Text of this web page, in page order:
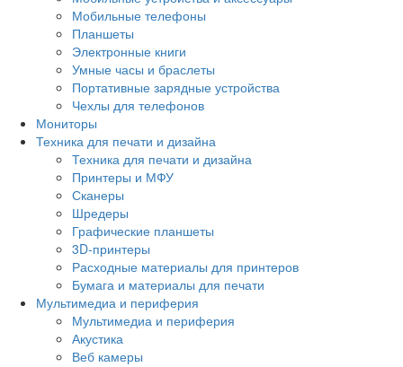
Мобильные телефоны
Планшеты
Электронные книги
Умные часы и браслеты
Портативные зарядные устройства
Чехлы для телефонов
Мониторы
Техника для печати и дизайна
Техника для печати и дизайна
Принтеры и МФУ
Сканеры
Шредеры
Графические планшеты
3D-принтеры
Расходные материалы для принтеров
Бумага и материалы для печати
Мультимедиа и периферия
Мультимедиа и периферия
Акустика
Веб камеры